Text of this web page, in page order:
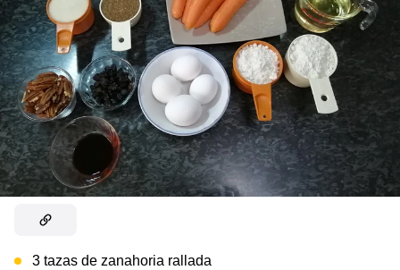
3 tazas de zanahoria rallada